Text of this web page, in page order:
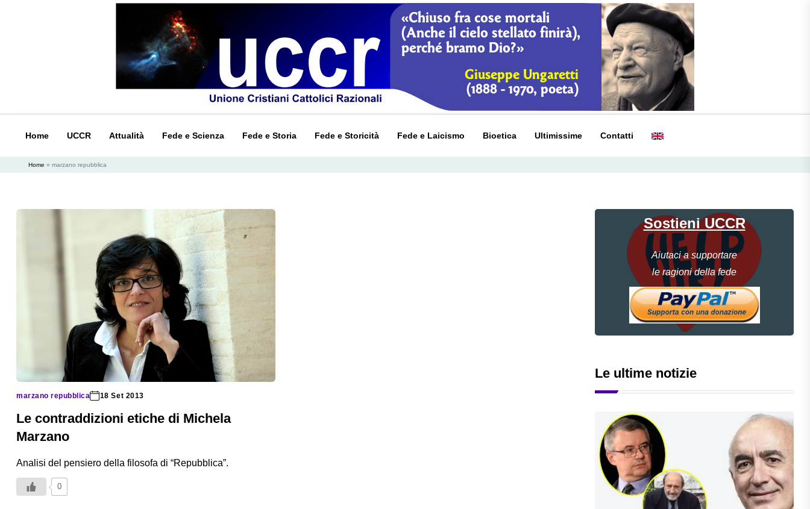
Home UCCR Attualità Fede e Scienza Fede e Storia Fede e Storicità Fede e Laicismo Bioetica Ultimissime Contatti
Home » marzano repubblica
marzano repubblica 18 Set 2013
Le contraddizioni etiche di Michela
Marzano
Analisi del pensiero della filosofa di “Repubblica”.
0
Sostieni UCCR
Aiutaci a supportare
le ragioni della fede
Le ultime notizie